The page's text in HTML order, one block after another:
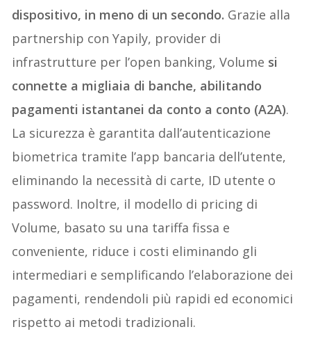
dispositivo, in meno di un secondo. Grazie alla
partnership con Yapily, provider di
infrastrutture per l’open banking, Volume si
connette a migliaia di banche, abilitando
pagamenti istantanei da conto a conto (A2A).
La sicurezza è garantita dall’autenticazione
biometrica tramite l’app bancaria dell’utente,
eliminando la necessità di carte, ID utente o
password. Inoltre, il modello di pricing di
Volume, basato su una tariffa fissa e
conveniente, riduce i costi eliminando gli
intermediari e semplificando l’elaborazione dei
pagamenti, rendendoli più rapidi ed economici
rispetto ai metodi tradizionali.